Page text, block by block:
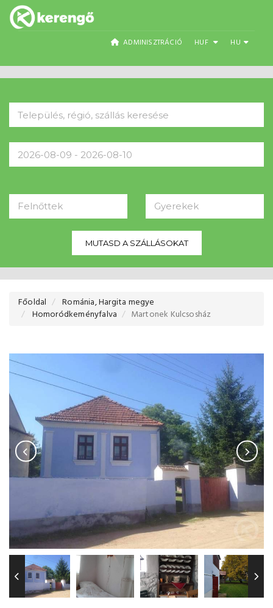
ADMINISZTRÁCIÓ HUF HU
Felnőttek Gyerekek
MUTASD A SZÁLLÁSOKAT
Főoldal
Románia, Hargita megye
Homoródkeményfalva
Martonek Kulcsosház